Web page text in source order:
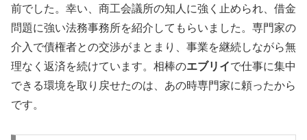
前でした。幸い、商工会議所の知人に強く止められ、借金
問題に強い法務事務所を紹介してもらいました。専門家の
介入で債権者との交渉がまとまり、事業を継続しながら無
理なく返済を続けています。相棒のエブリイで仕事に集中
できる環境を取り戻せたのは、あの時専門家に頼ったから
です。